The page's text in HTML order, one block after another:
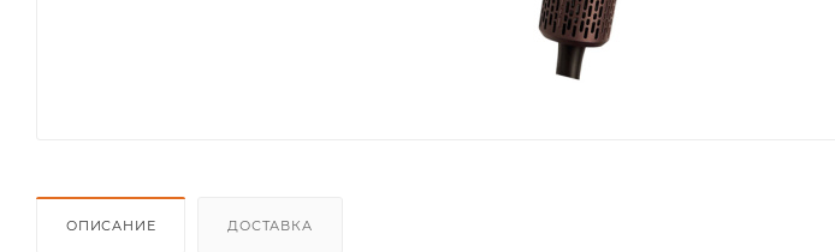
ОПИСАНИЕ ДОСТАВКА